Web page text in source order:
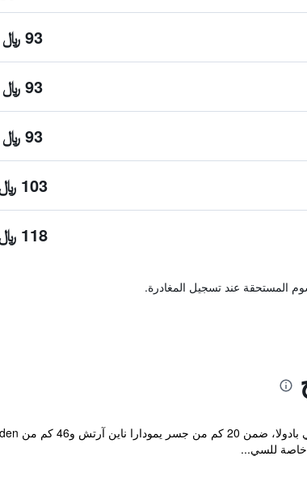
93 ﷼
93 ﷼
93 ﷼
103 ﷼
118 ﷼
المستحقة عند تسجيل المغادرة.
خاصة للسي...